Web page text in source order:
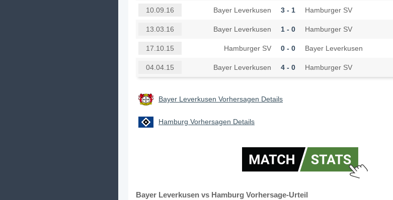
10.09.16 Bayer Leverkusen 3 - 1 Hamburger SV
13.03.16 Bayer Leverkusen 1 - 0 Hamburger SV
17.10.15 Hamburger SV 0 - 0 Bayer Leverkusen
04.04.15 Bayer Leverkusen 4 - 0 Hamburger SV
Bayer Leverkusen Vorhersagen Details
Hamburg Vorhersagen Details
Bayer Leverkusen vs Hamburg Vorhersage-Urteil